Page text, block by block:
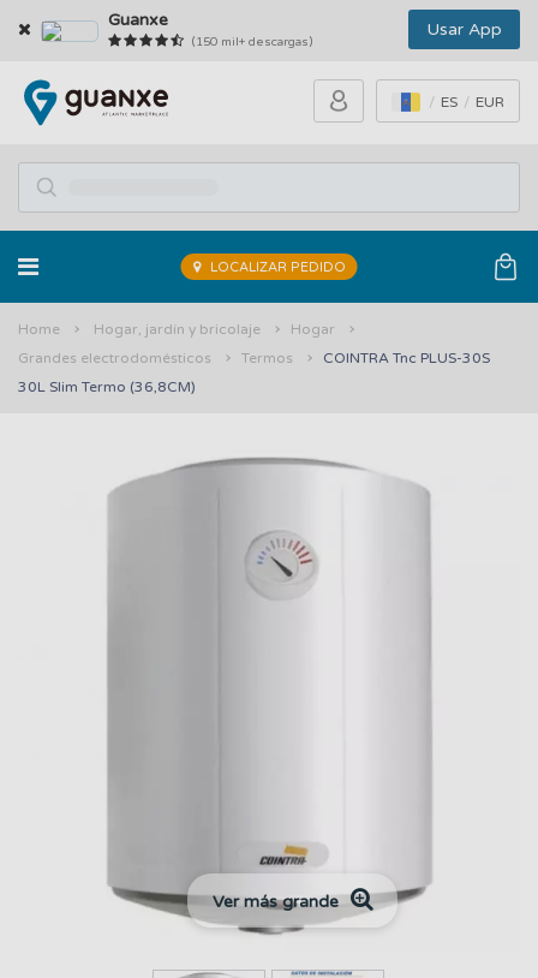
Guanxe
(150 mil+ descargas)
Usar App
ES EUR
LOCALIZAR PEDIDO
Home Hogar, jardín y bricolaje
Hogar
Grandes electrodomésticos
Termos
COINTRA Tnc PLUS-30S
30L Slim Termo (36,8CM)
Ver más grande